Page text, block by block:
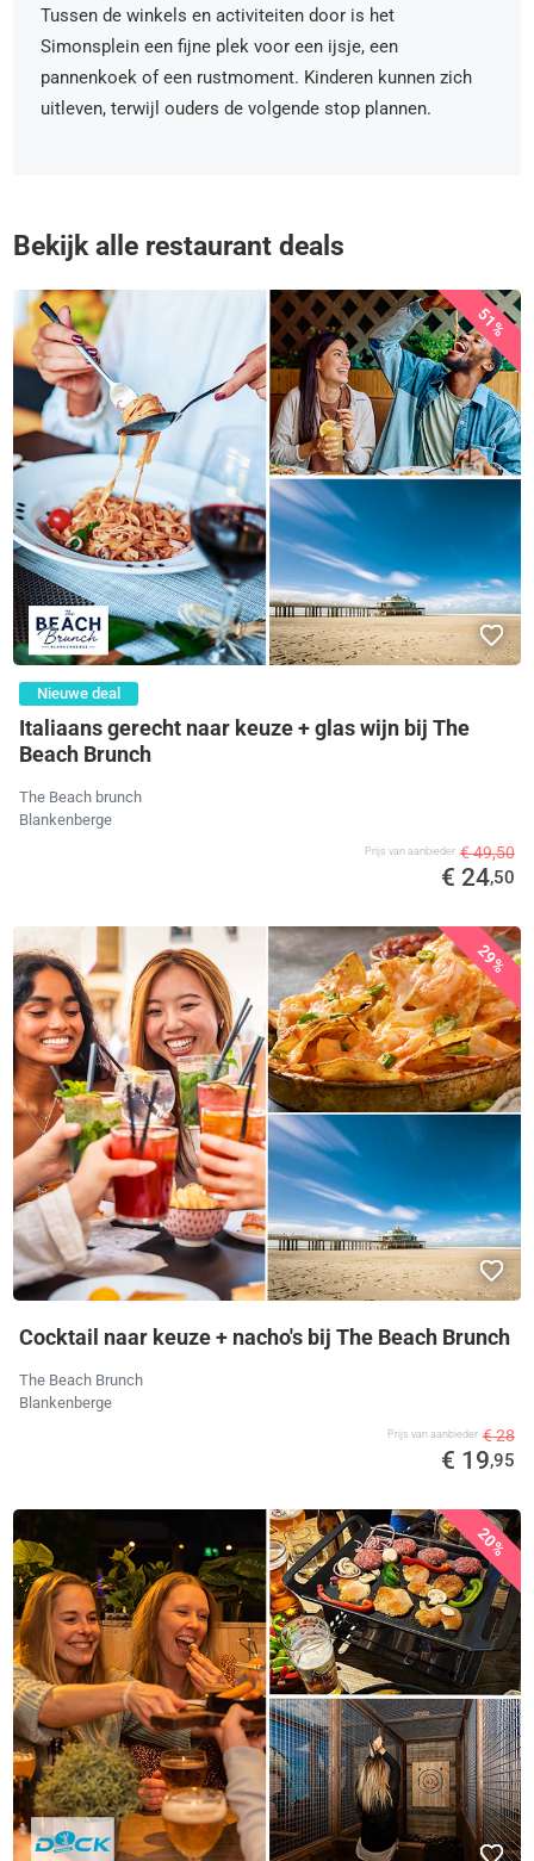
Tussen de winkels en activiteiten door is het
Simonsplein een fijne plek voor een ijsje, een
pannenkoek of een rustmoment. Kinderen kunnen zich
uitleven, terwijl ouders de volgende stop plannen.
Bekijk alle restaurant deals
51%
Nieuwe deal
Italiaans gerecht naar keuze + glas wijn bij The
Beach Brunch
The Beach brunch
Blankenberge
Prijs van aanbieder € 49,50
€ 24,50
29%
Cocktail naar keuze + nacho's bij The Beach Brunch
The Beach Brunch
Blankenberge
Prijs van aanbieder € 28
€ 19,95
20%